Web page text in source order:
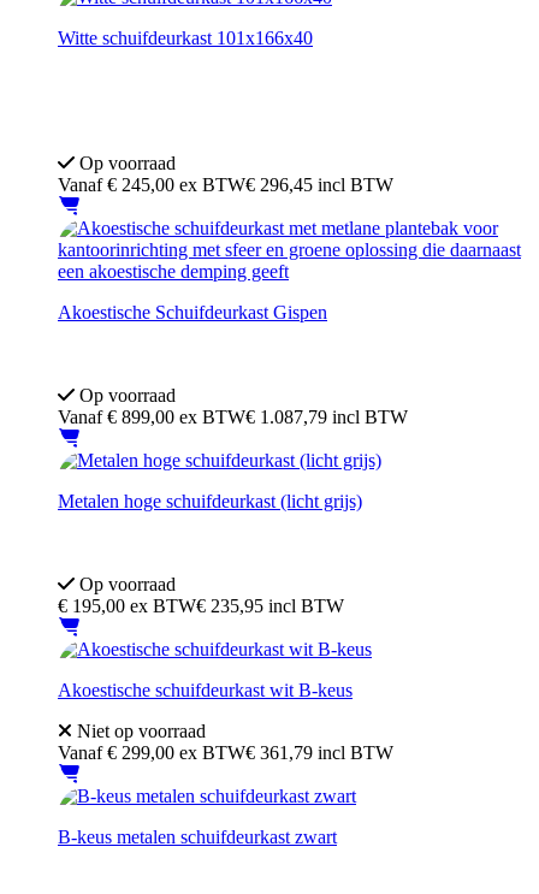
Witte schuifdeurkast 101x166x40
Op voorraad
Vanaf€ 245,00 ex BTW€ 296,45 incl BTW
Akoestische Schuifdeurkast Gispen
Op voorraad
Vanaf€ 899,00 ex BTW€ 1.087,79 incl BTW
Metalen hoge schuifdeurkast (licht grijs)
Op voorraad
€ 195,00 ex BTW€ 235,95 incl BTW
Akoestische schuifdeurkast wit B-keus
Niet op voorraad
Vanaf€ 299,00 ex BTW€ 361,79 incl BTW
B-keus metalen schuifdeurkast zwart